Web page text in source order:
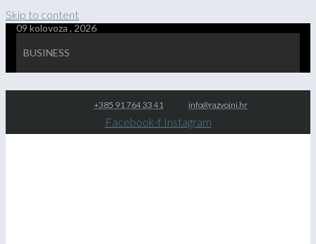
Skip to content
09 kolovoza , 2026
BUSINESS
+385 91 764 33 41 info@razvojni.hr
Facebook-f Instagram